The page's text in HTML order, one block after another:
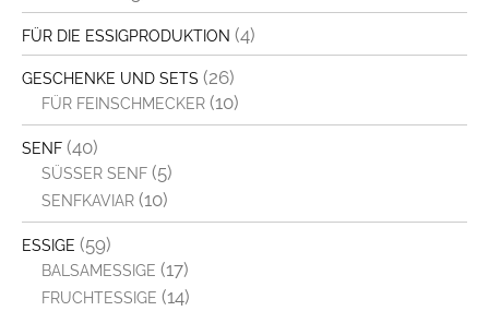
FÜR DIE ESSIGPRODUKTION (4)
GESCHENKE UND SETS (26)
FÜR FEINSCHMECKER (10)
SENF (40)
SÜSSER SENF (5)
SENFKAVIAR (10)
ESSIGE (59)
BALSAMESSIGE (17)
FRUCHTESSIGE (14)